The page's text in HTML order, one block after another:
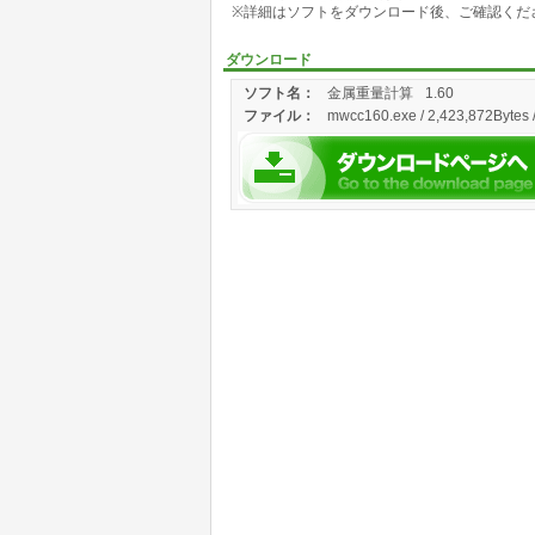
※詳細はソフトをダウンロード後、ご確認くだ
ダウンロード
ソフト名：
金属重量計算 1.60
ファイル： mwcc160.exe / 2,423,872Bytes